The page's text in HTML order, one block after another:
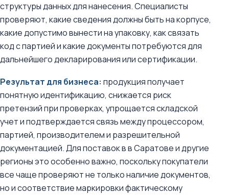
структуры данных для нанесения. Специалисты
проверяют, какие сведения должны быть на корпусе,
какие допустимо вынести на упаковку, как связать
код с партией и какие документы потребуются для
дальнейшего декларирования или сертификации.
Результат для бизнеса: продукция получает
понятную идентификацию, снижается риск
претензий при проверках, упрощается складской
учет и подтверждается связь между процессором,
партией, производителем и разрешительной
документацией. Для поставок в в Саратове и другие
регионы это особенно важно, поскольку покупатели
все чаще проверяют не только наличие документов,
но и соответствие маркировки фактическому